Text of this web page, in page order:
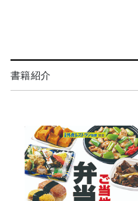
書籍紹介